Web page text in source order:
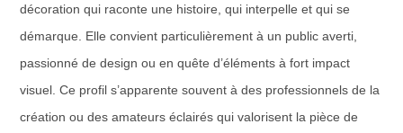
décoration qui raconte une histoire, qui interpelle et qui se
démarque. Elle convient particulièrement à un public averti,
passionné de design ou en quête d’éléments à fort impact
visuel. Ce profil s’apparente souvent à des professionnels de la
création ou des amateurs éclairés qui valorisent la pièce de